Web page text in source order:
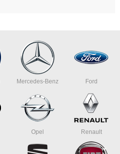
Mercedes-Benz Ford
Opel Renault